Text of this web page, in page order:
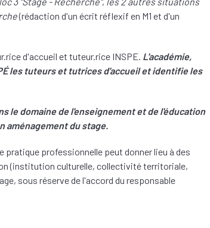
(rédaction d'un écrit réflexif en M1 et d'un
d'accueil et tuteur.rice INSPE. L'académie,
les tuteurs et tutrices d'accueil et identifie les
le domaine de l'enseignement et de l'éducation
aménagement du stage.
pratique professionnelle peut donner lieu à des
(institution culturelle, collectivité territoriale,
sous réserve de l'accord du responsable